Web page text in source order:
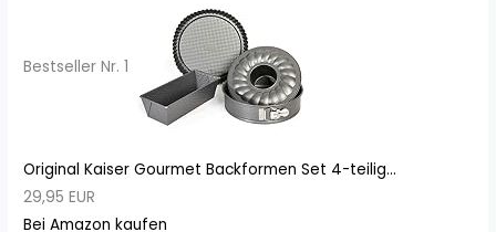
Bestseller Nr. 1
Original Kaiser Gourmet Backformen Set 4-teilig...
29,95 EUR
Bei Amazon kaufen